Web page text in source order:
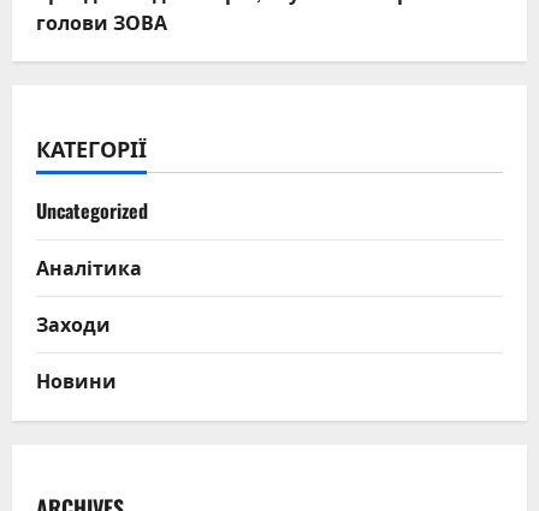
голови ЗОВА
КАТЕГОРІЇ
Uncategorized
Аналітика
Заходи
Новини